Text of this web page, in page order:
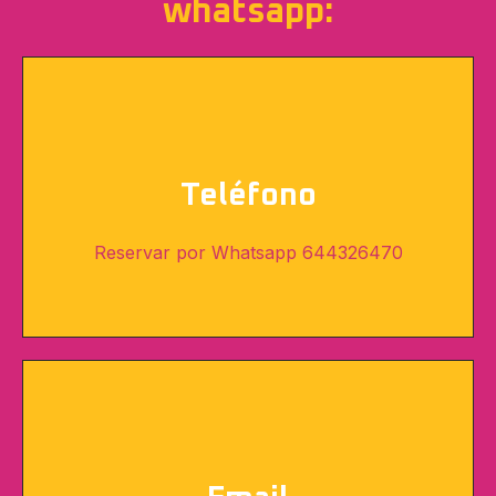
whatsapp:
Teléfono
Reservar por Whatsapp 644326470